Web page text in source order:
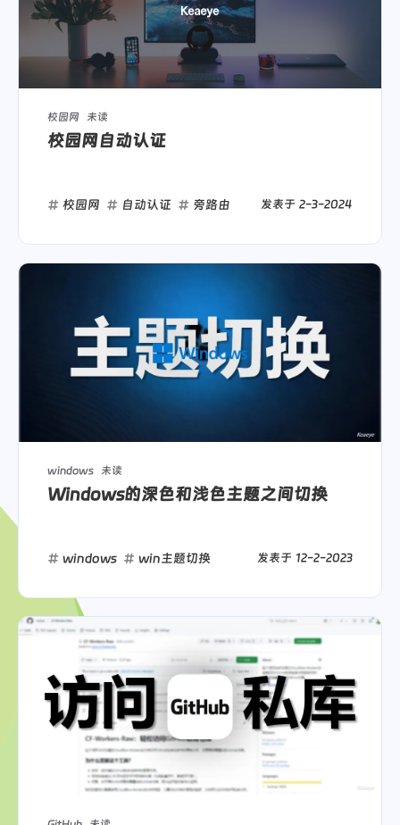
校园网 未读
校园网自动认证
发表于 2-3-2024
校园网 自动认证 旁路由
windows 未读
Windows的深色和浅色主题之间切换
发表于 12-2-2023
windows win主题切换